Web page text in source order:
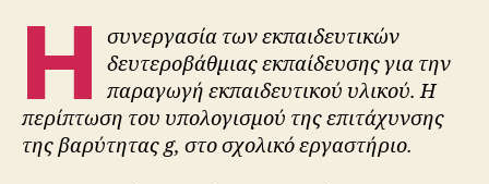
Η
συνεργασία των εκπαιδευτικών
δευτεροβάθμιας εκπαίδευσης για την
παραγωγή εκπαιδευτικού υλικού. Η
περίπτωση του υπολογισμού της επιτάχυνσης
της βαρύτητας g, στο σχολικό εργαστήριο.